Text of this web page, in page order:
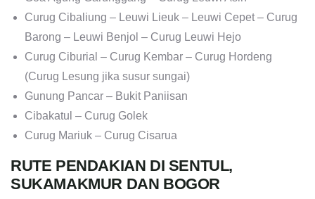
Curug Cibaliung – Leuwi Lieuk – Leuwi Cepet – Curug
Barong – Leuwi Benjol – Curug Leuwi Hejo
Curug Ciburial – Curug Kembar – Curug Hordeng
(Curug Lesung jika susur sungai)
Gunung Pancar – Bukit Paniisan
Cibakatul – Curug Golek
Curug Mariuk – Curug Cisarua
RUTE PENDAKIAN DI SENTUL,
SUKAMAKMUR DAN BOGOR